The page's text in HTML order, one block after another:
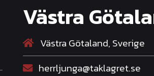
Västra
Västra Götaland, Sverige
herrljunga@taklagret.se